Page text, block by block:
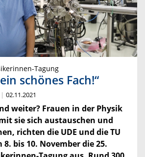
Tagung
schönes Fach!“
02.11.2021
weiter? Frauen in der Physik
sie sich austauschen und
richten die UDE und die TU
bis 10. November die 25.